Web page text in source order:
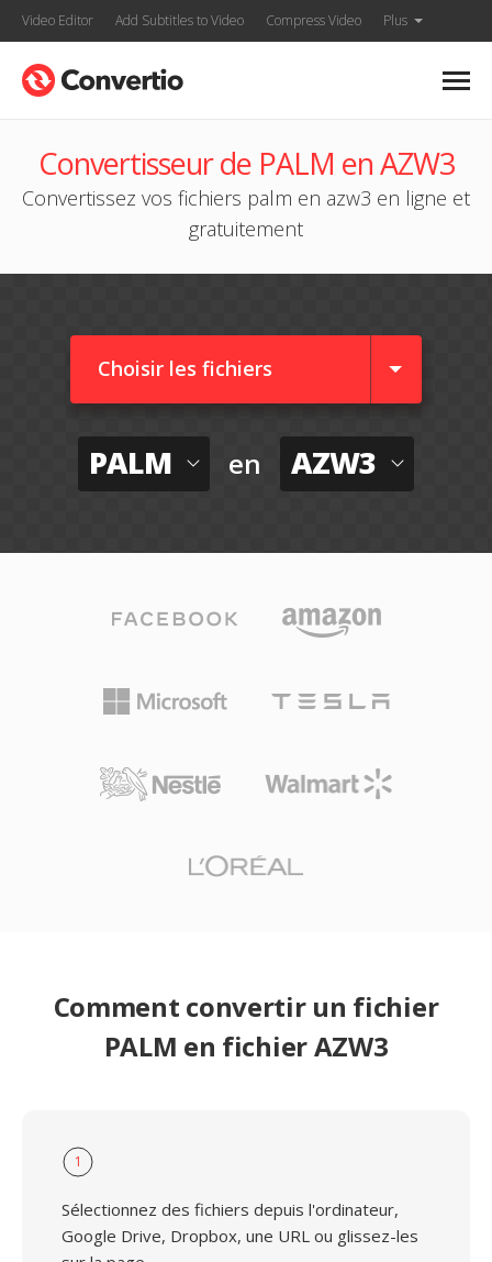
Video Editor Add Subtitles to Video Compress Video Plus
Convertisseur de PALM en AZW3
Convertissez vos fichiers palm en azw3 en ligne et
gratuitement
Choisir les fichiers
PALM en AZW3
Comment convertir un fichier
PALM en fichier AZW3
1
Sélectionnez des fichiers depuis l'ordinateur,
Google Drive, Dropbox, une URL ou glissez-les